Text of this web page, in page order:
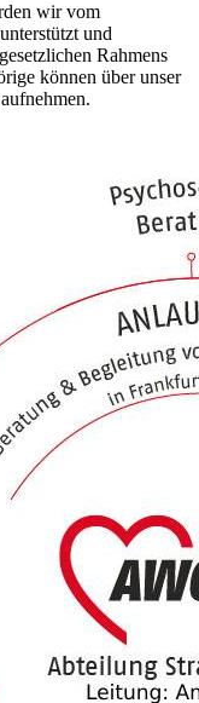
wir vom
und
Rahmens
können über unser